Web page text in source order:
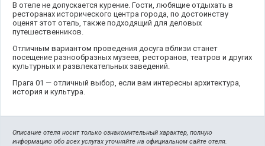
В отеле не допускается курение. Гости, любящие отдыхать в
ресторанах исторического центра города, по достоинству
оценят этот отель, также подходящий для деловых
путешественников.
Отличным вариантом проведения досуга вблизи станет
посещение разнообразных музеев, ресторанов, театров и других
культурных и развлекательных заведений.
Прага 01 — отличный выбор, если вам интересны архитектура,
история и культура.
Описание отеля носит только ознакомительный характер, полную
информацию обо всех услугах уточняйте на официальном сайте отеля.